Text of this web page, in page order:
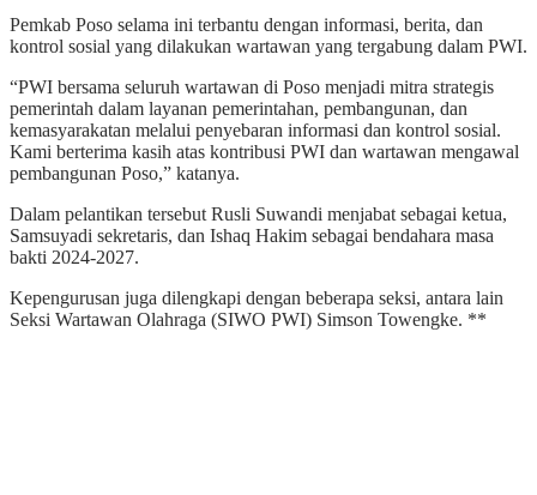
Pemkab Poso selama ini terbantu dengan informasi, berita, dan
kontrol sosial yang dilakukan wartawan yang tergabung dalam PWI.
“PWI bersama seluruh wartawan di Poso menjadi mitra strategis
pemerintah dalam layanan pemerintahan, pembangunan, dan
kemasyarakatan melalui penyebaran informasi dan kontrol sosial.
Kami berterima kasih atas kontribusi PWI dan wartawan mengawal
pembangunan Poso,” katanya.
Dalam pelantikan tersebut Rusli Suwandi menjabat sebagai ketua,
Samsuyadi sekretaris, dan Ishaq Hakim sebagai bendahara masa
bakti 2024-2027.
Kepengurusan juga dilengkapi dengan beberapa seksi, antara lain
Seksi Wartawan Olahraga (SIWO PWI) Simson Towengke. **